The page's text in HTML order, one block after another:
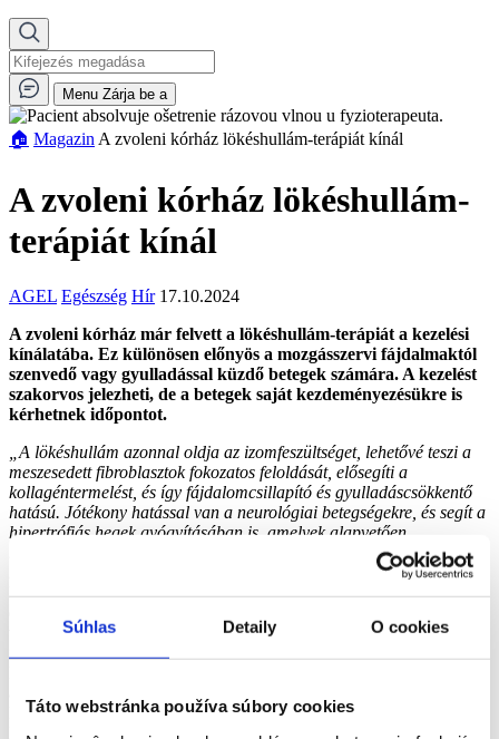
Súhlas Detaily O cookies
Táto webstránka používa súbory cookies
Menu Zárja be a
🏠︎ Magazin A zvoleni kórház lökéshullám-terápiát kínál
A zvoleni kórház lökéshullám-
terápiát kínál
AGEL Egészség Hír 17.10.2024
A zvoleni kórház már felvett a lökéshullám-terápiát a kezelési
kínálatába. Ez különösen előnyös a mozgásszervi fájdalmaktól
szenvedő vagy gyulladással küzdő betegek számára. A kezelést
szakorvos jelezheti, de a betegek saját kezdeményezésükre is
kérhetnek időpontot.
„A lökéshullám azonnal oldja az izomfeszültséget, lehetővé teszi a
meszesedett fibroblasztok fokozatos feloldását, elősegíti a
kollagéntermelést, és így fájdalomcsillapító és gyulladáscsökkentő
hatású. Jótékony hatással van a neurológiai betegségekre, és segít a
hipertrófiás hegek gyógyításában is, amelyek alapvetően
megvastagodott és kipirosodott, viszketésre és fájdalmakra hajlamos
magyarázza Mgr. Katarína Liptáková, az AGEL Zvolen
kórház sürgősségi osztályának főnővére. A lökéshullám hatalmas
vagy csontszövetbe, ami beindítja vagy támogatja a már
folyamatban lévő regenerációs folyamatokat. A lökéshullámos
kezelést végezni legalább 72 óra és legfeljebb 7 nap különbséggel.
Maga a kezelés tehát akár 10 hétig is eltarthat. „A hatás lehet